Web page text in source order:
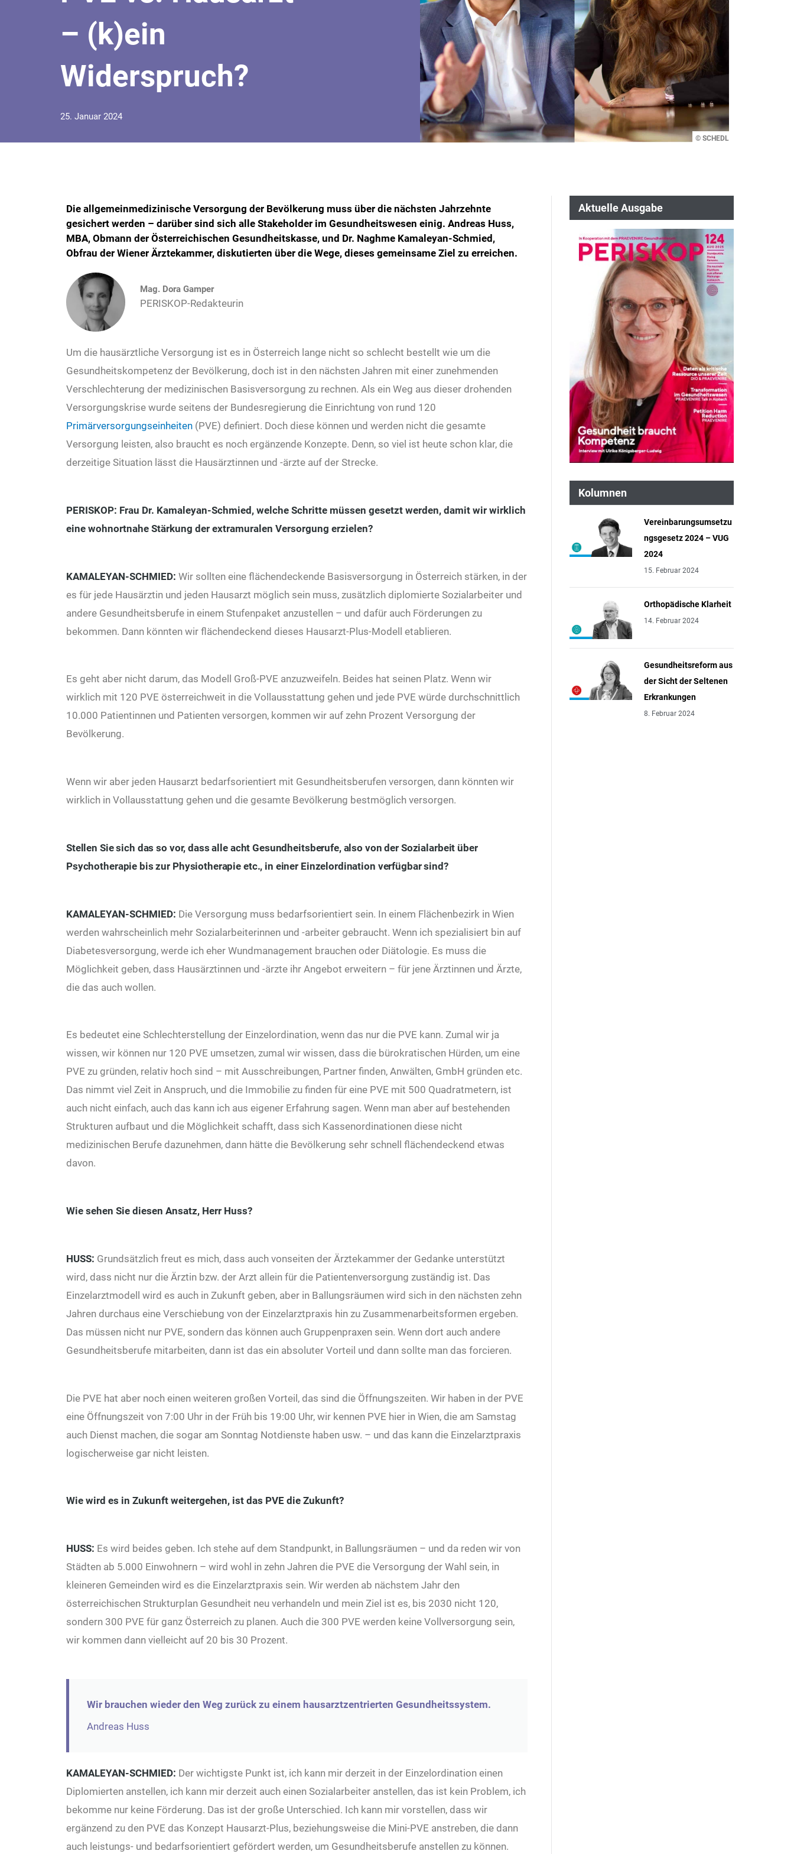
– (k)ein
Widerspruch?
25. Januar 2024
© SCHEDL
Die allgemeinmedizinische Versorgung der Bevölkerung muss über die nächsten Jahrzehnte
gesichert werden – darüber sind sich alle Stakeholder im Gesundheitswesen einig. Andreas Huss,
MBA, Obmann der Österreichischen Gesundheitskasse, und Dr. Naghme Kamaleyan-Schmied,
Obfrau der Wiener Ärztekammer, diskutierten über die Wege, dieses gemeinsame Ziel zu erreichen.
Mag. Dora Gamper
PERISKOP-Redakteurin
Um die hausärztliche Versorgung ist es in Österreich lange nicht so schlecht bestellt wie um die
Gesundheitskompetenz der Bevölkerung, doch ist in den nächsten Jahren mit einer zunehmenden
Verschlechterung der medizinischen Basisversorgung zu rechnen. Als ein Weg aus dieser drohenden
Versorgungskrise wurde seitens der Bundesregierung die Einrichtung von rund 120
Primärversorgungseinheiten (PVE) definiert. Doch diese können und werden nicht die gesamte
Versorgung leisten, also braucht es noch ergänzende Konzepte. Denn, so viel ist heute schon klar, die
derzeitige Situation lässt die Hausärztinnen und -ärzte auf der Strecke.
PERISKOP: Frau Dr. Kamaleyan-Schmied, welche Schritte müssen gesetzt werden, damit wir wirklich
eine wohnortnahe Stärkung der extramuralen Versorgung erzielen?
KAMALEYAN-SCHMIED: Wir sollten eine flächendeckende Basisversorgung in Österreich stärken, in der
es für jede Hausärztin und jeden Hausarzt möglich sein muss, zusätzlich diplomierte Sozialarbeiter und
andere Gesundheitsberufe in einem Stufenpaket anzustellen – und dafür auch Förderungen zu
bekommen. Dann könnten wir flächendeckend dieses Hausarzt-Plus-Modell etablieren.
Es geht aber nicht darum, das Modell Groß-PVE anzuzweifeln. Beides hat seinen Platz. Wenn wir
wirklich mit 120 PVE österreichweit in die Vollausstattung gehen und jede PVE würde durchschnittlich
10.000 Patientinnen und Patienten versorgen, kommen wir auf zehn Prozent Versorgung der
Bevölkerung.
Wenn wir aber jeden Hausarzt bedarfsorientiert mit Gesundheitsberufen versorgen, dann könnten wir
wirklich in Vollausstattung gehen und die gesamte Bevölkerung bestmöglich versorgen.
Stellen Sie sich das so vor, dass alle acht Gesundheitsberufe, also von der Sozialarbeit über
Psychotherapie bis zur Physiotherapie etc., in einer Einzelordination verfügbar sind?
KAMALEYAN-SCHMIED: Die Versorgung muss bedarfsorientiert sein. In einem Flächenbezirk in Wien
werden wahrscheinlich mehr Sozialarbeiterinnen und -arbeiter gebraucht. Wenn ich spezialisiert bin auf
Diabetesversorgung, werde ich eher Wundmanagement brauchen oder Diätologie. Es muss die
Möglichkeit geben, dass Hausärztinnen und -ärzte ihr Angebot erweitern – für jene Ärztinnen und Ärzte,
die das auch wollen.
Es bedeutet eine Schlechterstellung der Einzelordination, wenn das nur die PVE kann. Zumal wir ja
wissen, wir können nur 120 PVE umsetzen, zumal wir wissen, dass die bürokratischen Hürden, um eine
PVE zu gründen, relativ hoch sind – mit Ausschreibungen, Partner finden, Anwälten, GmbH gründen etc.
Das nimmt viel Zeit in Anspruch, und die Immobilie zu finden für eine PVE mit 500 Quadratmetern, ist
auch nicht einfach, auch das kann ich aus eigener Erfahrung sagen. Wenn man aber auf bestehenden
Strukturen aufbaut und die Möglichkeit schafft, dass sich Kassenordinationen diese nicht
medizinischen Berufe dazunehmen, dann hätte die Bevölkerung sehr schnell flächendeckend etwas
davon.
Wie sehen Sie diesen Ansatz, Herr Huss?
HUSS: Grundsätzlich freut es mich, dass auch vonseiten der Ärztekammer der Gedanke unterstützt
wird, dass nicht nur die Ärztin bzw. der Arzt allein für die Patientenversorgung zuständig ist. Das
Einzelarztmodell wird es auch in Zukunft geben, aber in Ballungsräumen wird sich in den nächsten zehn
Jahren durchaus eine Verschiebung von der Einzelarztpraxis hin zu Zusammenarbeitsformen ergeben.
Das müssen nicht nur PVE, sondern das können auch Gruppenpraxen sein. Wenn dort auch andere
Gesundheitsberufe mitarbeiten, dann ist das ein absoluter Vorteil und dann sollte man das forcieren.
Die PVE hat aber noch einen weiteren großen Vorteil, das sind die Öffnungszeiten. Wir haben in der PVE
eine Öffnungszeit von 7:00 Uhr in der Früh bis 19:00 Uhr, wir kennen PVE hier in Wien, die am Samstag
auch Dienst machen, die sogar am Sonntag Notdienste haben usw. – und das kann die Einzelarztpraxis
logischerweise gar nicht leisten.
Wie wird es in Zukunft weitergehen, ist das PVE die Zukunft?
HUSS: Es wird beides geben. Ich stehe auf dem Standpunkt, in Ballungsräumen – und da reden wir von
Städten ab 5.000 Einwohnern – wird wohl in zehn Jahren die PVE die Versorgung der Wahl sein, in
kleineren Gemeinden wird es die Einzelarztpraxis sein. Wir werden ab nächstem Jahr den
österreichischen Strukturplan Gesundheit neu verhandeln und mein Ziel ist es, bis 2030 nicht 120,
sondern 300 PVE für ganz Österreich zu planen. Auch die 300 PVE werden keine Vollversorgung sein,
wir kommen dann vielleicht auf 20 bis 30 Prozent.
Wir brauchen wieder den Weg zurück zu einem hausarztzentrierten Gesundheitssystem.
Andreas Huss
KAMALEYAN-SCHMIED: Der wichtigste Punkt ist, ich kann mir derzeit in der Einzelordination einen
Diplomierten anstellen, ich kann mir derzeit auch einen Sozialarbeiter anstellen, das ist kein Problem, ich
bekomme nur keine Förderung. Das ist der große Unterschied. Ich kann mir vorstellen, dass wir
ergänzend zu den PVE das Konzept Hausarzt-Plus, beziehungsweise die Mini-PVE anstreben, die dann
auch leistungs- und bedarfsorientiert gefördert werden, um Gesundheitsberufe anstellen zu können.
Aktuelle Ausgabe
Kolumnen
Vereinbarungsumsetzu
ngsgesetz 2024 – VUG
2024
15. Februar 2024
Orthopädische Klarheit
14. Februar 2024
Gesundheitsreform aus
der Sicht der Seltenen
Erkrankungen
8. Februar 2024